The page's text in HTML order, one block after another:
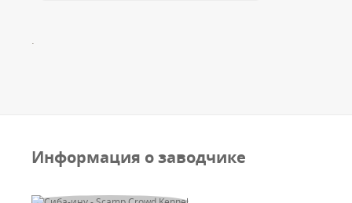
.
Информация о заводчике